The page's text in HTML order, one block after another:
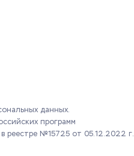
данных.
программ
в реестре №15725 от 05.12.2022 г.